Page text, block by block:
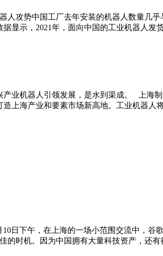
人攻势中国工厂去年安装的机器人数量几
显示，2021年，面向中国的工业机器人发
业机器人引领发展，是水到渠成。 上海
上海产业和要素市场新高地。工业机器
日下午，在上海的一场小范围交流中，谷
时机。因为中国拥有大量科技资产，还